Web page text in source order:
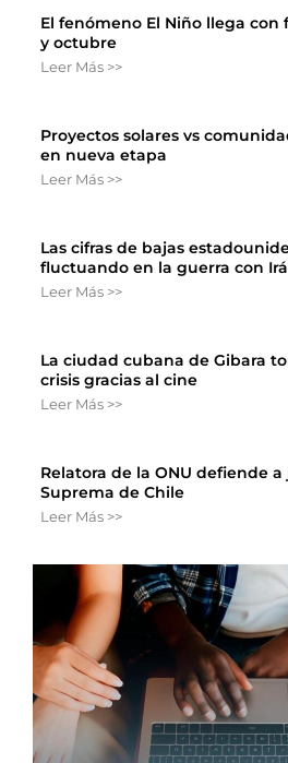
El fenómeno El Niño llega
y octubre
Leer Más >>
Proyectos solares vs
en nueva etapa
Leer Más >>
Las cifras de bajas
fluctuando en la guerra con
Leer Más >>
La ciudad cubana de Gibara
crisis gracias al cine
Leer Más >>
Relatora de la ONU defiende
Suprema de Chile
Leer Más >>